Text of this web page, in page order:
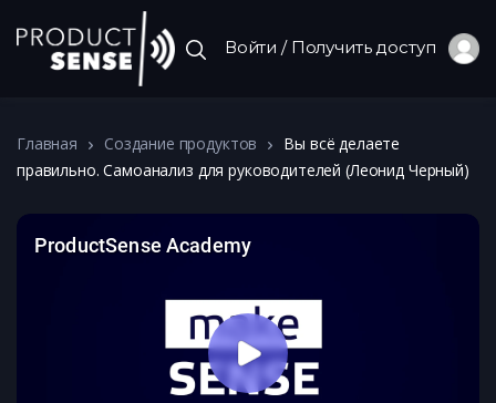
Войти / Получить доступ
Главная Создание продуктов
Вы всё делаете
правильно. Самоанализ для руководителей (Леонид Черный)